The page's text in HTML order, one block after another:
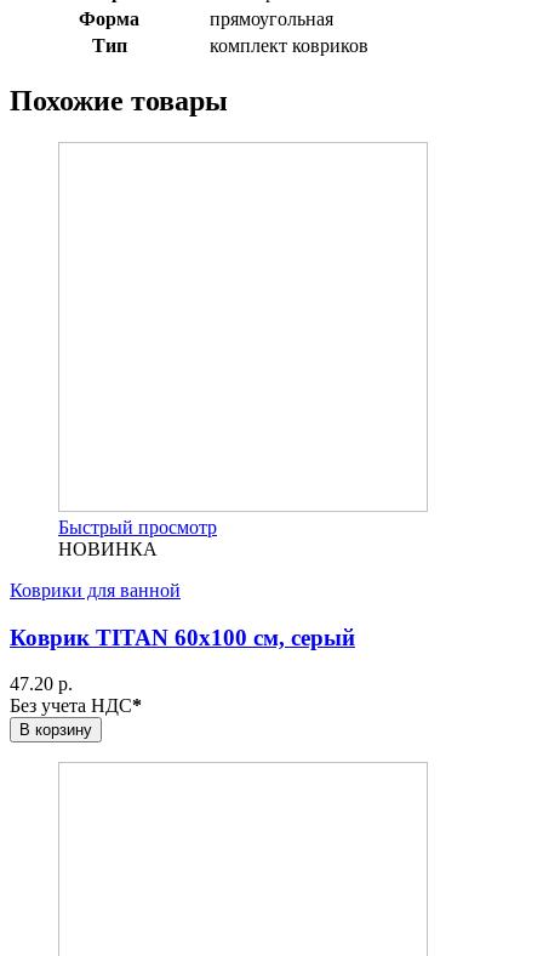
Форма
прямоугольная
Тип
комплект ковриков
Похожие товары
Быстрый просмотр
НОВИНКА
Коврики для ванной
Коврик TITAN 60х100 см, серый
47.20 р.
Без учета НДС*
В корзину